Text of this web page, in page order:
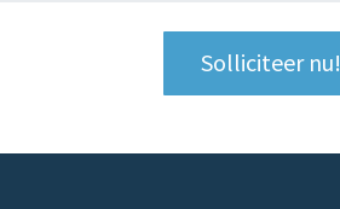
Solliciteer nu!